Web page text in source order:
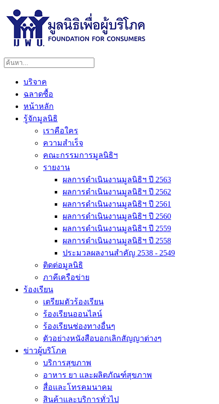
บริจาค
ฉลาดซื้อ
หน้าหลัก
รู้จักมูลนิธิ
เราคือใคร
ความสำเร็จ
คณะกรรมการมูลนิธิฯ
รายงาน
ผลการดำเนินงานมูลนิธิฯ ปี 2563
ผลการดำเนินงานมูลนิธิฯ ปี 2562
ผลการดำเนินงานมูลนิธิฯ ปี 2561
ผลการดำเนินงานมูลนิธิฯ ปี 2560
ผลการดำเนินงานมูลนิธิฯ ปี 2559
ผลการดำเนินงานมูลนิธิฯ ปี 2558
ประมวลผลงานสำคัญ 2538 - 2549
ติดต่อมูลนิธิ
ภาคีเครือข่าย
ร้องเรียน
เตรียมตัวร้องเรียน
ร้องเรียนออนไลน์
ร้องเรียนช่องทางอื่นๆ
ตัวอย่างหนังสือบอกเลิกสัญญาต่างๆ
ข่าวผู้บริโภค
บริการสุขภาพ
อาหาร ยา และผลิตภัณฑ์สุขภาพ
สื่อและโทรคมนาคม
สินค้าและบริการทั่วไป